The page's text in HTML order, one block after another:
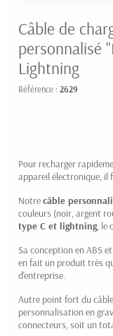
Câble de
personnalisé
Lightning
Référence : 2629
Pour recharger
appareil électronique, il
Notrecâble
couleurs (noir, argent
type C et lightning, le
Sa conception en ABS
en fait un produit très
d'entreprise.
Autre point fort du
personnalisation en
connecteurs, soit un